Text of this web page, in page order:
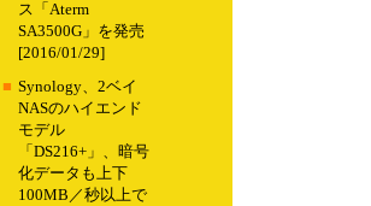
ス「Aterm
SA3500G」を発売
[2016/01/29]
■ Synology、2ベイ
NASのハイエンド
モデル
「DS216+」、暗号
化データも上下
100MB／秒以上で